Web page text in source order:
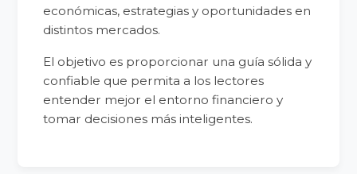
económicas, estrategias y oportunidades en
distintos mercados.
El objetivo es proporcionar una guía sólida y
confiable que permita a los lectores
entender mejor el entorno financiero y
tomar decisiones más inteligentes.